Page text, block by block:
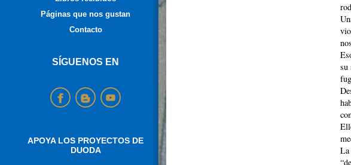
Páginas que nos gustan
Contacto
SÍGUENOS EN
APOYA LOS PROYECTOS DE
DUODA
su
La